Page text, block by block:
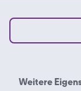
Weitere